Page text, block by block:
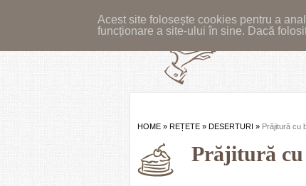
Acest site folosește cookies pentru a
funcționare a site-ului în sine. Dacă
HOME » REȚETE » DESERTURI » Prăjitură cu
Prăjitură cu